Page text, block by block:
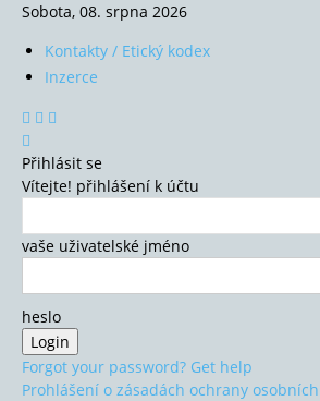
Sobota, 08. srpna 2026
Kontakty / Etický kodex
Inzerce
Přihlásit se
Vítejte! přihlášení k účtu
vaše uživatelské jméno
heslo
Forgot your password? Get help
Prohlášení o zásadách ochrany